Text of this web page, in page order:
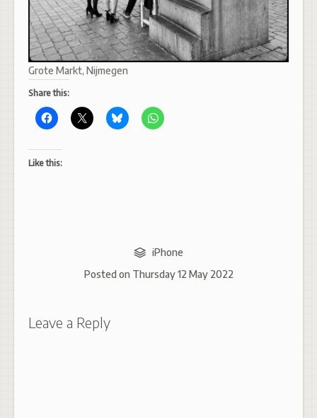
Grote Markt, Nijmegen
Share this:
Like this:
iPhone
Posted on Thursday 12 May 2022
Leave a Reply